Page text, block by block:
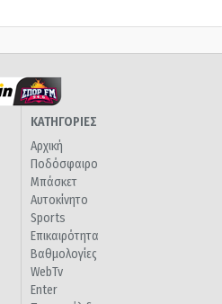
ΚΑΤΗΓΟΡΙΕΣ
Αρχική
Ποδόσφαιρο
Μπάσκετ
Αυτοκίνητο
Sports
Επικαιρότητα
Βαθμολογίες
WebTv
Enter